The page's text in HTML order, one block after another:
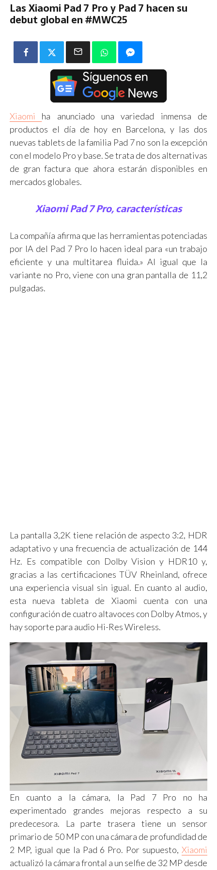
Las Xiaomi Pad 7 Pro y Pad 7 hacen su
debut global en #MWC25
Xiaomi ha anunciado una variedad inmensa de
productos el día de hoy en Barcelona, y las dos
nuevas tablets de la familia Pad 7 no son la excepción
con el modelo Pro y base. Se trata de dos alternativas
de gran factura que ahora estarán disponibles en
mercados globales.
Xiaomi Pad 7 Pro, características
La compañía afirma que las herramientas potenciadas
por IA del Pad 7 Pro lo hacen ideal para «un trabajo
eficiente y una multitarea fluida.» Al igual que la
variante no Pro, viene con una gran pantalla de 11,2
pulgadas.
La pantalla 3,2K tiene relación de aspecto 3:2, HDR
adaptativo y una frecuencia de actualización de 144
Hz. Es compatible con Dolby Vision y HDR10 y,
gracias a las certificaciones TÜV Rheinland, ofrece
una experiencia visual sin igual. En cuanto al audio,
esta nueva tableta de Xiaomi cuenta con una
configuración de cuatro altavoces con Dolby Atmos, y
hay soporte para audio Hi-Res Wireless.
En cuanto a la cámara, la Pad 7 Pro no ha
experimentado grandes mejoras respecto a su
predecesora. La parte trasera tiene un sensor
primario de 50 MP con una cámara de profundidad de
2 MP, igual que la Pad 6 Pro. Por supuesto, Xiaomi
actualizó la cámara frontal a un selfie de 32 MP desde